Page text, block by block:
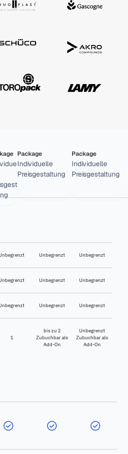
Package
Individuelle
Preisgestaltung
Package
Individuelle
Preisgestaltung
Unbegrenzt Unbegrenzt
Unbegrenzt Unbegrenzt
Unbegrenzt Unbegrenzt
1
bis zu 2
Zubuchbar als
Add-On
Unbegrenzt
Zubuchbar als
Add-On